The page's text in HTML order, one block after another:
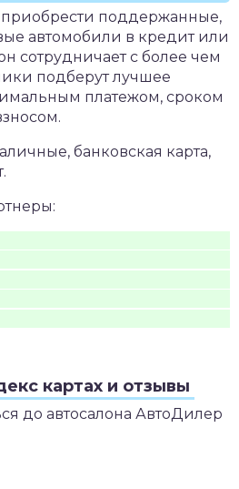
поддержанные,
автомобили в кредит или
сотрудничает с более чем
подберут лучшее
платежом, сроком
банковская карта,
картах и отзывы
до автосалона АвтоДилер